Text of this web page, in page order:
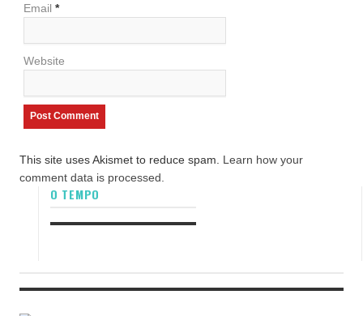
Email *
Website
This site uses Akismet to reduce spam. Learn how your
comment data is processed.
O TEMPO